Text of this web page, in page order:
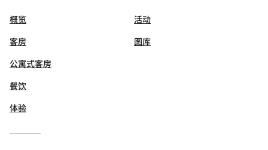
概览
客房
公寓式客房
餐饮
体验
活动
图库